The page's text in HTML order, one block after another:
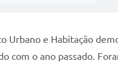
Urbano e Habitação
com o ano passado.